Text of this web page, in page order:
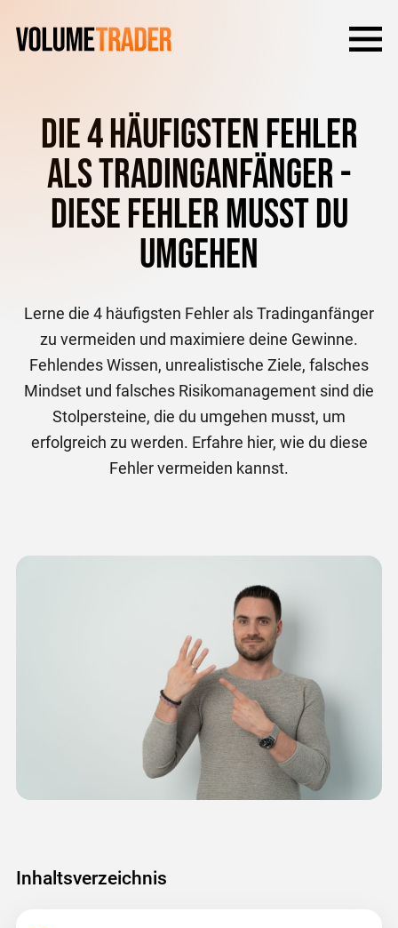
Die 4 häufigsten Fehler
als Tradinganfänger -
Diese Fehler musst du
umgehen
Lerne die 4 häufigsten Fehler als Tradinganfänger
zu vermeiden und maximiere deine Gewinne.
Fehlendes Wissen, unrealistische Ziele, falsches
Mindset und falsches Risikomanagement sind die
Stolpersteine, die du umgehen musst, um
erfolgreich zu werden. Erfahre hier, wie du diese
Fehler vermeiden kannst.
Inhaltsverzeichnis